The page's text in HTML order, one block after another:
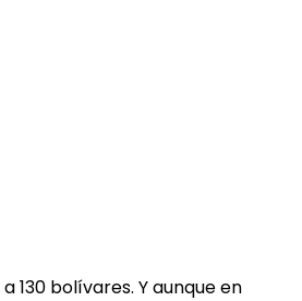
130 bolívares. Y aunque en